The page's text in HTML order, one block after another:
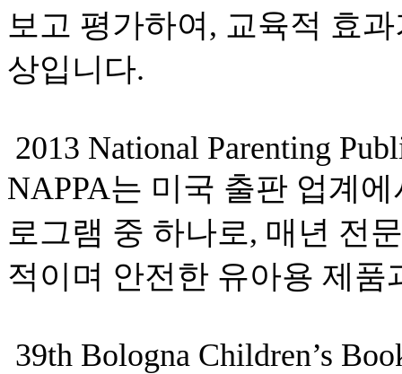
보고 평가하여, 교육적 효
상입니다.
2013 National Parenting
NAPPA는 미국 출판 업계
로그램 중 하나로, 매년 전
적이며 안전한 유아용 제
39th Bologna Children’s